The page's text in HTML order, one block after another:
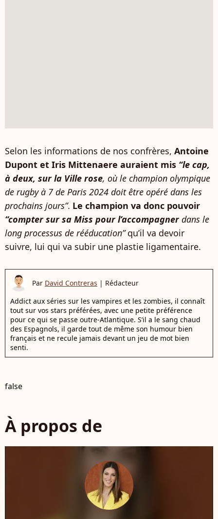
Selon les informations de nos confrères, Antoine
Dupont et Iris Mittenaere auraient mis “le cap,
à deux, sur la Ville rose, où le champion olympique
de rugby à 7 de Paris 2024 doit être opéré dans les
prochains jours”. Le champion va donc pouvoir
“compter sur sa Miss pour l’accompagnerdans le
long processus de rééducation”qu’il va devoir
suivre, lui qui va subir une plastie ligamentaire.
Par David Contreras | Rédacteur
Addict aux séries sur les vampires et les zombies, il connaît
tout sur vos stars préférées, avec une petite préférence
pour ce qui se passe outre-Atlantique. S’il a le sang chaud
des Espagnols, il garde tout de même son humour bien
français et ne recule jamais devant un jeu de mot bien
senti.
false
À propos de